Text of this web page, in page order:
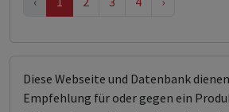
Diese Webseite und Datenbank
Empfehlung für oder gegen ein